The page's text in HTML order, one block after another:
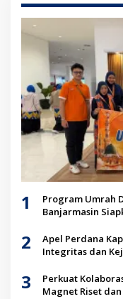
1
Program Umrah
Banjarmasin
2
Apel Perdana
Integritas dan
3
Perkuat
Magnet Riset